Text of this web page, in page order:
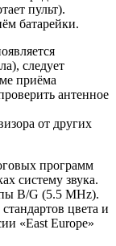
пульт).
батарейки.
следует
приёма
антенное
от других
программ
систему звука.
B/G (5.5 MHz).
цвета и
«East Europe»